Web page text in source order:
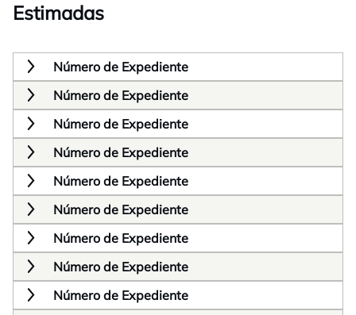
Estimadas
Número de Expediente
Número de Expediente
Número de Expediente
Número de Expediente
Número de Expediente
Número de Expediente
Número de Expediente
Número de Expediente
Número de Expediente